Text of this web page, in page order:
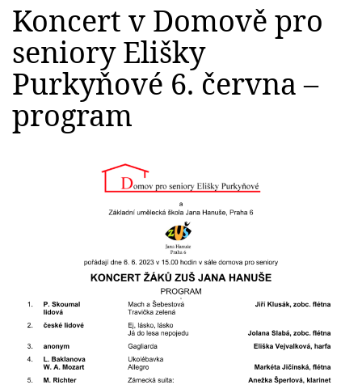
Koncert v Domově pro
seniory Elišky
Purkyňové 6. června –
program